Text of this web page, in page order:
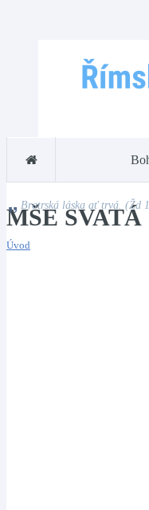
Bratrská láska ať trvá. (Žd
MŠE SVATÁ
Úvod